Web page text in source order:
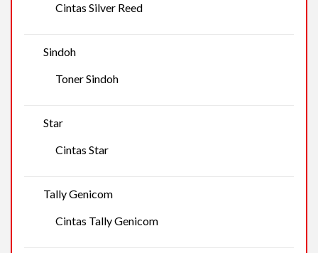
Cintas Silver Reed
Sindoh
Toner Sindoh
Star
Cintas Star
Tally Genicom
Cintas Tally Genicom